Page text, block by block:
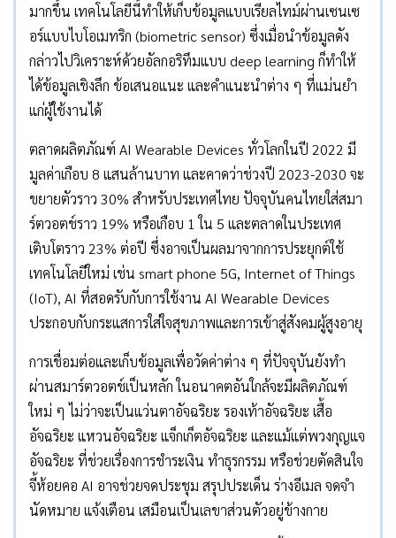
มากขึ้น เทคโนโลยีนี้ทำให้เก็บข้อมูลแบบเรียลไทม์ผ่านเซนเซ
อร์แบบไบโอเมทริก (biometric sensor) ซึ่งเมื่อนำข้อมูลดัง
กล่าวไปวิเคราะห์ด้วยอัลกอริทึมแบบ deep learning ก็ทำให้
ได้ข้อมูลเชิงลึก ข้อเสนอแนะ และคำแนะนำต่าง ๆ ที่แม่นยำ
แก่ผู้ใช้งานได้
ตลาดผลิตภัณฑ์ AI Wearable Devices ทั่วโลกในปี 2022 มี
มูลค่าเกือบ 8 แสนล้านบาท และคาดว่าช่วงปี 2023-2030 จะ
ขยายตัวราว 30% สำหรับประเทศไทย ปัจจุบันคนไทยใส่สมา
ร์ตวอตช์ราว 19% หรือเกือบ 1 ใน 5 และตลาดในประเทศ
เติบโตราว 23% ต่อปี ซึ่งอาจเป็นผลมาจากการประยุกต์ใช้
เทคโนโลยีใหม่ เช่น smart phone 5G, Internet of Things
(IoT), AI ที่สอดรับกับการใช้งาน AI Wearable Devices
ประกอบกับกระแสการใส่ใจสุขภาพและการเข้าสู่สังคมผู้สูงอายุ
การเชื่อมต่อและเก็บข้อมูลเพื่อวัดค่าต่าง ๆ ที่ปัจจุบันยังทำ
ผ่านสมาร์ตวอตช์เป็นหลัก ในอนาคตอันใกล้จะมีผลิตภัณฑ์
ใหม่ ๆ ไม่ว่าจะเป็นแว่นตาอัจฉริยะ รองเท้าอัจฉริยะ เสื้อ
อัจฉริยะ แหวนอัจฉริยะ แจ็กเก็ตอัจฉริยะ และแม้แต่พวงกุญแจ
อัจฉริยะ ที่ช่วยเรื่องการชำระเงิน ทำธุรกรรม หรือช่วยตัดสินใจ
จี้ห้อยคอ AI อาจช่วยจดประชุม สรุปประเด็น ร่างอีเมล จดจำ
นัดหมาย แจ้งเตือน เสมือนเป็นเลขาส่วนตัวอยู่ข้างกาย